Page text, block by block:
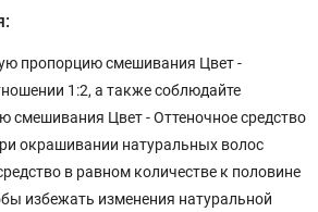
пропорцию смешивания Цвет -
1:2, а также соблюдайте
Цвет - Оттеночное средство
окрашивании натуральных волос
в равном количестве к половине
избежать изменения натуральной